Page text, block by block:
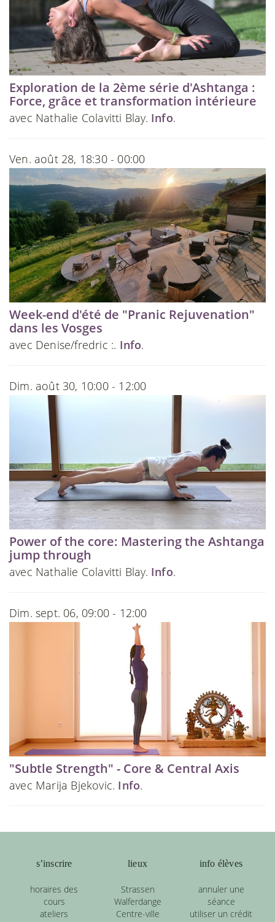
Exploration de la 2ème série d'Ashtanga :
Force, grâce et transformation intérieure
avec Nathalie Colavitti Blay. Info.
Ven. août 28, 18:30 - 00:00
Week-end d'été de "Pranic Rejuvenation"
dans les Vosges
avec Denise/fredric :. Info.
Dim. août 30, 10:00 - 12:00
Power of the core: Mastering the Ashtanga
jump through
avec Nathalie Colavitti Blay. Info.
Dim. sept. 06, 09:00 - 12:00
"Subtle Strength" - Core & Central Axis
avec Marija Bjekovic. Info.
s’inscrire
horaires des
cours
ateliers
lieux
Strassen
Walferdange
Centre-ville
info élèves
annuler une
séance
utiliser un crédit